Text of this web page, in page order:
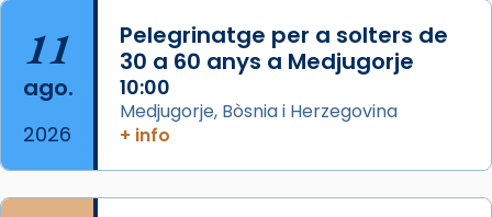
partir de l’Edat Mitjana sorgeix la tradició
que les santes Juliana (“relatiu a Júlia”) i
Semproniana (“relatiu a Semprònia =
eterna”) són deixebles seves. I l’any 1667, el
frare Joan Gaspar Roig, afirma en una obra
que les santes són filles de l’antiga Iluro.
Mataró en reivindicarà les relíq
11
ago.
2026
Pelegrinatge per a solters de
30 a 60 anys a Medjugorje
10:00
Medjugorje, Bòsnia i Herzegovina
+ info